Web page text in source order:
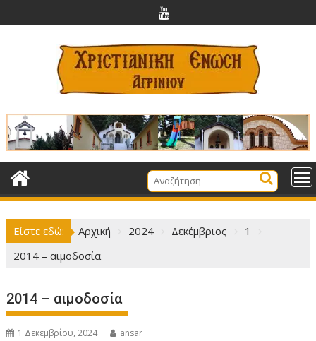
στο
περιεχόμενο
Είστε εδώ: Αρχική 2024 Δεκέμβριος
1
2014 – αιμοδοσία
2014 – αιμοδοσία
1 Δεκεμβρίου, 2024 ansar